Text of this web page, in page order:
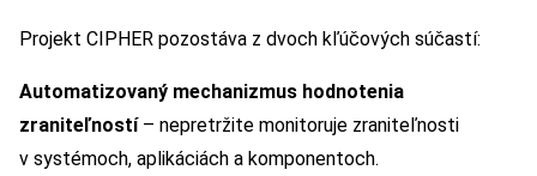
Projekt CIPHER pozostáva z dvoch kľúčových súčastí:
Automatizovaný mechanizmus hodnotenia
zraniteľností– nepretržite monitoruje zraniteľnosti
v systémoch, aplikáciách a komponentoch.